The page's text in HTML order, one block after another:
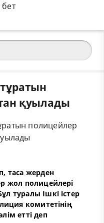
қуылады
таса жерден
жол полицейлері
туралы Ішкі істер
комитетінің
етті деп